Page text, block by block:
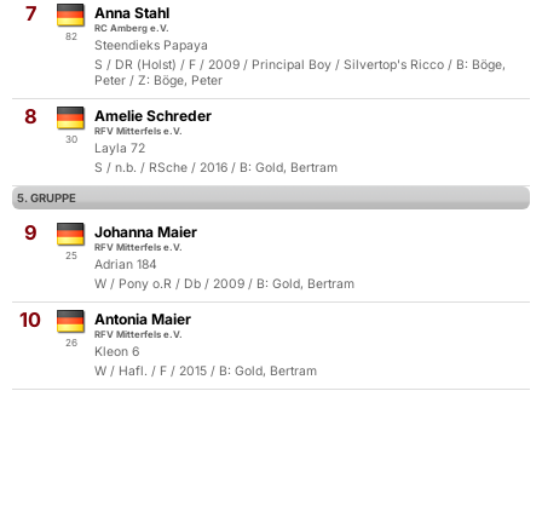
7
82
Anna Stahl
RC Amberg e.V.
Steendieks Papaya
S / DR (Holst) / F / 2009 / Principal Boy / Silvertop's Ricco / B: Böge,
Peter / Z: Böge, Peter
8
30
Amelie Schreder
RFV Mitterfels e.V.
Layla 72
S / n.b. / RSche / 2016 / B: Gold, Bertram
5. GRUPPE
9
25
Johanna Maier
RFV Mitterfels e.V.
Adrian 184
W / Pony o.R / Db / 2009 / B: Gold, Bertram
10
26
Antonia Maier
RFV Mitterfels e.V.
Kleon 6
W / Hafl. / F / 2015 / B: Gold, Bertram